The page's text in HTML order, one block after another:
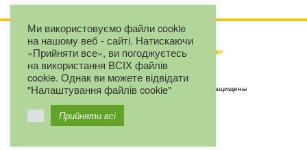
Copyright by LLC "Eurojet" © 2025. Все права защищены
+380 67 2327163
+380 (44) 593-16-60
Ми використовуємо файли cookie
на нашому веб - сайті. Натискаючи
«Прийняти все», ви погоджуєтесь
на використання ВСІХ файлів
cookie. Однак ви можете відвідати
"Налаштування файлів cookie"
Прийняти всі